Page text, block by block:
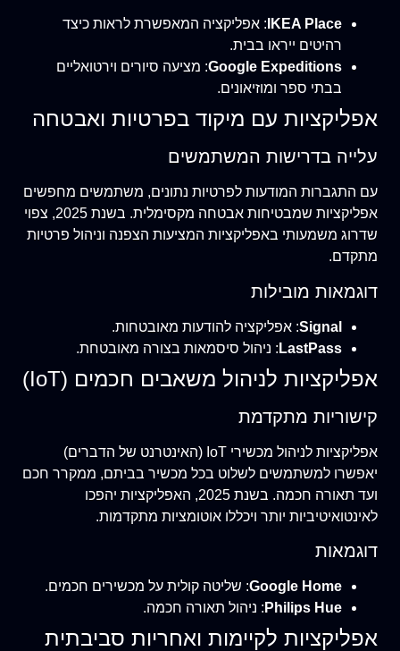
IKEA Place : אפליקציה המאפשרת לראות כיצד
רהיטים ייראו בבית.
Google Expeditions: מציעה סיורים וירטואליים
בבתי ספר ומוזיאונים.
אפליקציות עם מיקוד בפרטיות ואבטחה
עלייה בדרישות המשתמשים
עם התגברות המודעות לפרטיות נתונים, משתמשים מחפשים
אפליקציות שמבטיחות אבטחה מקסימלית. בשנת 2025, צפוי
שדרוג משמעותי באפליקציות המציעות הצפנה וניהול פרטיות
מתקדם.
דוגמאות מובילות
Signal: אפליקציה להודעות מאובטחות.
LastPass : ניהול סיסמאות בצורה מאובטחת.
אפליקציות לניהול משאבים חכמים (IoT)
קישוריות מתקדמת
אפליקציות לניהול מכשירי IoT (האינטרנט של הדברים)
יאפשרו למשתמשים לשלוט בכל מכשיר בביתם, ממקרר חכם
ועד תאורה חכמה. בשנת 2025, האפליקציות יהפכו
לאינטואיטיביות יותר ויכללו אוטומציות מתקדמות.
דוגמאות
Google Home: שליטה קולית על מכשירים חכמים.
Philips Hue : ניהול תאורה חכמה.
אפליקציות לקיימות ואחריות סביבתית